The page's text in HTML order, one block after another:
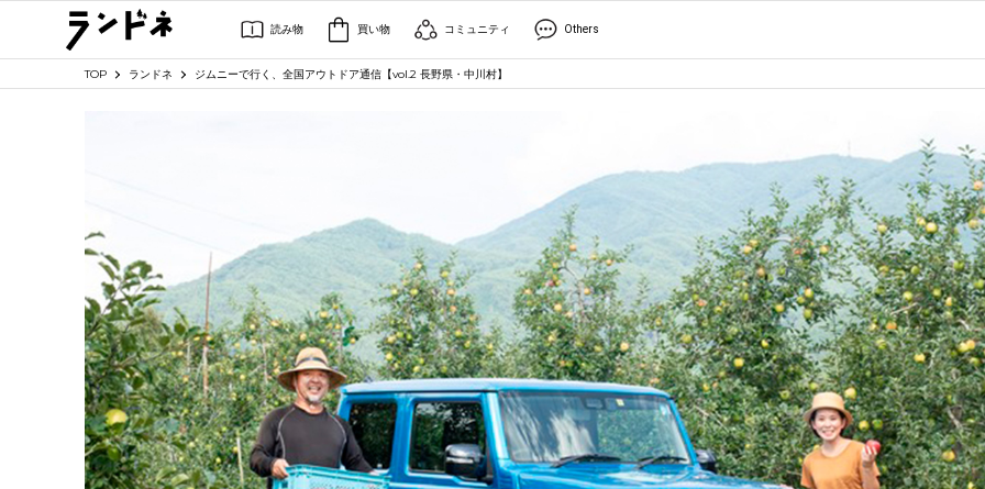
読み物 買い物 コミュニティ Others
TOP ランドネ ジムニーで行く、全国アウトドア通信【vol.2 長野県・中川村】